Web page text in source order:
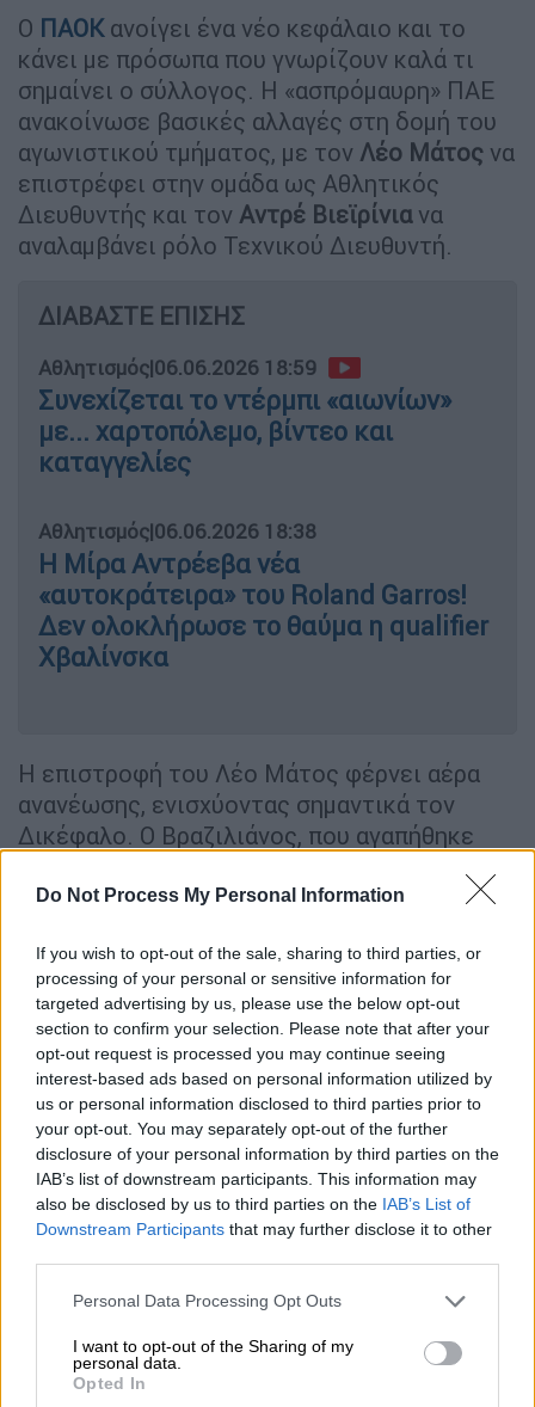
Do Not Process My Personal Information
If you wish to opt-out of the sale, sharing to third parties, or
processing of your personal or sensitive information for
targeted advertising by us, please use the below opt-out
section to confirm your selection. Please note that after your
opt-out request is processed you may continue seeing
interest-based ads based on personal information utilized by
us or personal information disclosed to third parties prior to
your opt-out. You may separately opt-out of the further
disclosure of your personal information by third parties on the
IAB’s list of downstream participants. This information may
also be disclosed by us to third parties on the IAB’s List of
Downstream Participants that may further disclose it to other
Please note that this website/app uses one or more Google
not limited to your visit or usage behaviour. You may click to
grant or deny consent to Google and its third-party tags to
use your data for below specified purposes in below Google
Personal Data Processing Opt Outs
I want to opt-out of the Sharing of my
personal data.
Opted In
Ο ΠΑΟΚανοίγει ένα νέο κεφάλαιο και το
κάνει με πρόσωπα που γνωρίζουν καλά τι
σημαίνει ο σύλλογος. Η «ασπρόμαυρη» ΠΑΕ
ανακοίνωσε βασικές αλλαγές στη δομή του
αγωνιστικού τμήματος, με τον Λέο Μάτος να
επιστρέφει στην ομάδα ως Αθλητικός
Διευθυντής και τον Αντρέ Βιεϊρίνιανα
αναλαμβάνει ρόλο Τεχνικού Διευθυντή.
ΔΙΑΒΑΣΤΕ ΕΠΙΣΗΣ
Αθλητισμός|06.06.2026 18:59
Συνεχίζεται το ντέρμπι «αιωνίων»
με... χαρτοπόλεμο, βίντεο και
καταγγελίες
Αθλητισμός|06.06.2026 18:38
Η Μίρα Αντρέεβα νέα
«αυτοκράτειρα» του Roland Garros!
Δεν ολοκλήρωσε το θαύμα η qualifier
Χβαλίνσκα
Η επιστροφή του Λέο Μάτος φέρνει αέρα
ανανέωσης, ενισχύοντας σημαντικά τον
Δικέφαλο. Ο Βραζιλιάνος, που αγαπήθηκε
όσο λίγοι στην Τούμπα, κατέκτησε τίτλους
και συνέδεσε το όνομά του με μία από τις
ιστορίας του ΠΑΟΚ, γυρίζει στον ΠΑΟΚ από
διαφορετικό πόστο. Ο άλλοτε δεξιός μπακ
των «ασπρόμαυρων» αναλαμβάνει καθήκοντα
Αθλητικού Διευθυντή, αποτελώντας μία από
τις πρώτες κινήσεις της νέας οργανωτικής
δομής του συλλόγου.
Ο ΠΑΟΚ αναζητούσε πρόσωπα με γνώση του
οργανισμού, σύνδεση με τις επιτυχίες του
και κατανόηση της φιλοσοφίας της ομάδας.
Σε αυτό το πλαίσιο, η περίπτωση του Μάτος
κρίθηκε ιδανική. Ο Βραζιλιάνος διαθέτει
εμπειρία σε διοικητικό επίπεδο, καθώς τα
τελευταία χρόνια εργάστηκε ως Τεχνικός
Διευθυντής στη Βάσκο ντα Γκάμα, ενώ είναι